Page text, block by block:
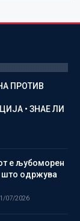
ПРОТИВ
• ЗНАЕ ЛИ
е љубоморен
одржува
07/2026